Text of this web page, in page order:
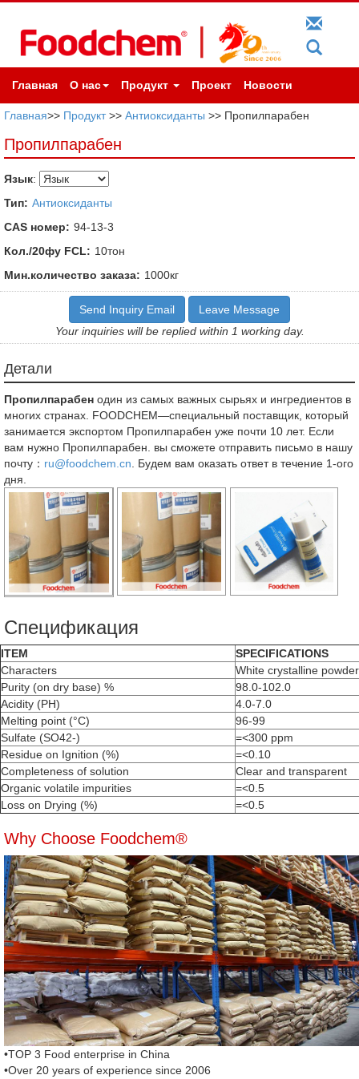
Главная О нас Продукт Проект Новости
Главная>> Продукт>> Антиоксиданты >> Пропилпарабен
Пропилпарабен
Язык:
Тип: Антиоксиданты
CAS номер: 94-13-3
Кол./20фу FCL: 10тон
Мин.количество заказа: 1000кг
Send Inquiry Email
Leave Message
Your inquiries will be replied within 1 working day.
Детали
Пропилпарабен один из самых важных сырьях и ингредиентов в
многих странах. FOODCHEM—специальный поставщик, который
занимается экспортом Пропилпарабен уже почти 10 лет. Если
вам нужно Пропилпарабен. вы сможете отправить письмо в нашу
почту： ru@foodchem.cn . Будем вам оказать ответ в течение 1-ого
дня.
Спецификация
ITEM
SPECIFICATIONS
Characters
White crystalline
Purity (on dry base) %
98.0-102.0
Acidity (PH)
4.0-7.0
Melting point (°C)
96-99
Sulfate (SO42-)
=<300 ppm
Residue on Ignition (%)
=<0.10
Completeness of solution
Clear and transparent
Organic volatile impurities
=<0.5
Loss on Drying (%)
=<0.5
Why Choose Foodchem®
•TOP 3 Food enterprise in China
•Over 20 years of experience since 2006